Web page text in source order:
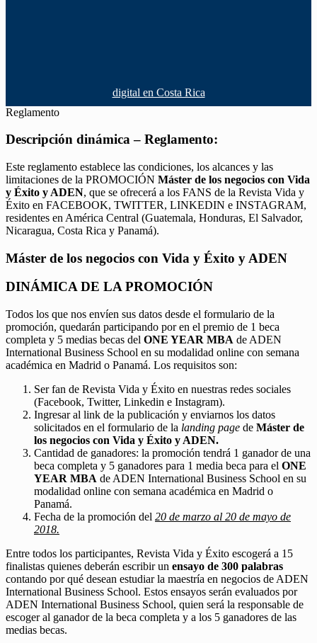
digital en Costa Rica
Reglamento
Descripción dinámica – Reglamento:
Este reglamento establece las condiciones, los alcances y las
limitaciones de la PROMOCIÓN Máster de los negocios con Vida
y Éxito y ADEN, que se ofrecerá a los FANS de la Revista Vida y
Éxito en FACEBOOK, TWITTER, LINKEDIN e INSTAGRAM,
residentes en América Central (Guatemala, Honduras, El Salvador,
Nicaragua, Costa Rica y Panamá).
Máster de los negocios con Vida y Éxito y ADEN
DINÁMICA DE LA PROMOCIÓN
Todos los que nos envíen sus datos desde el formulario de la
promoción, quedarán participando por en el premio de 1 beca
completa y 5 medias becas del ONE YEAR MBA de ADEN
International Business School en su modalidad online con semana
académica en Madrid o Panamá. Los requisitos son:
Ser fan de Revista Vida y Éxito en nuestras redes sociales
(Facebook, Twitter, Linkedin e Instagram).
Ingresar al link de la publicación y enviarnos los datos
solicitados en el formulario de la landing page de Máster de
los negocios con Vida y Éxito y ADEN.
Cantidad de ganadores: la promoción tendrá 1 ganador de una
beca completa y 5 ganadores para 1 media beca para el ONE
YEAR MBA de ADEN International Business School en su
modalidad online con semana académica en Madrid o
Panamá.
Fecha de la promoción del 20 de marzo al 20 de mayo de
2018.
Entre todos los participantes, Revista Vida y Éxito escogerá a 15
finalistas quienes deberán escribir un ensayo de 300 palabras
contando por qué desean estudiar la maestría en negocios de ADEN
International Business School. Estos ensayos serán evaluados por
ADEN International Business School, quien será la responsable de
escoger al ganador de la beca completa y a los 5 ganadores de las
medias becas.